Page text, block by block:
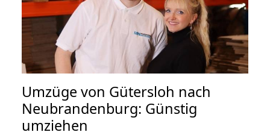
Umzüge von Gütersloh nach
Neubrandenburg: Günstig
umziehen